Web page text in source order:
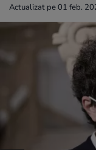
Actualizat pe 01 feb.